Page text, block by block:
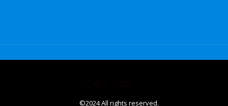
©2024 All rights reserved.